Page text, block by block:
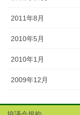
2011年8月
2010年5月
2010年1月
2009年12月